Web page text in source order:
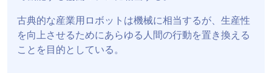
古典的な産業用ロボットは機械に相当するが、生産性
を向上させるためにあらゆる人間の行動を置き換える
ことを目的としている。